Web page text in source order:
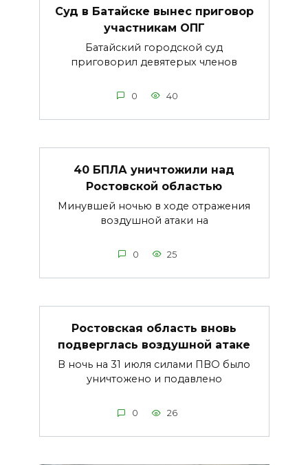
Суд в Батайске вынес приговор
участникам ОПГ
Батайский городской суд
приговорил девятерых членов
0 40
40 БПЛА уничтожили над
Ростовской областью
Минувшей ночью в ходе отражения
воздушной атаки на
0 25
Ростовская область вновь
подверглась воздушной атаке
В ночь на 31 июля силами ПВО было
уничтожено и подавлено
0 26